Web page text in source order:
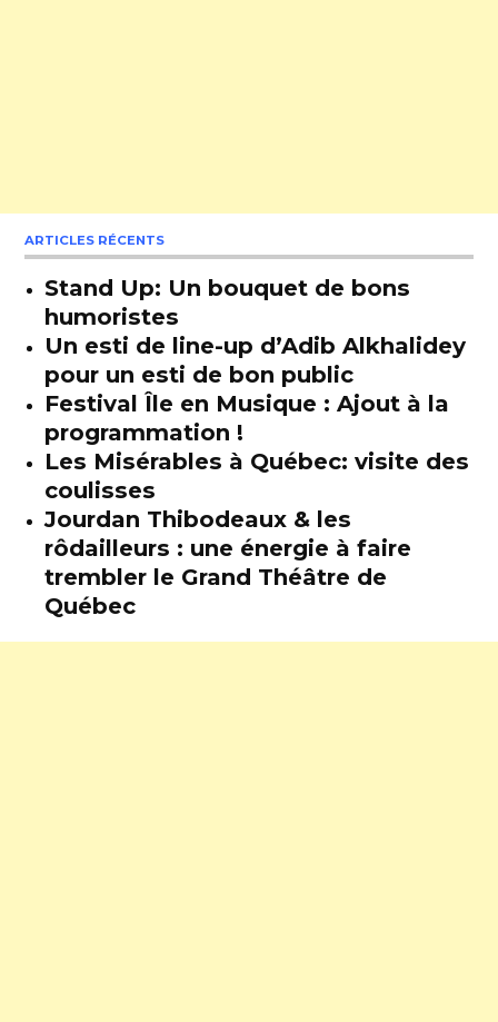
ARTICLES RÉCENTS
Stand Up: Un bouquet de bons
humoristes
Un esti de line-up d’Adib Alkhalidey
pour un esti de bon public
Festival Île en Musique : Ajout à la
programmation !
Les Misérables à Québec: visite des
coulisses
Jourdan Thibodeaux & les
rôdailleurs : une énergie à faire
trembler le Grand Théâtre de
Québec